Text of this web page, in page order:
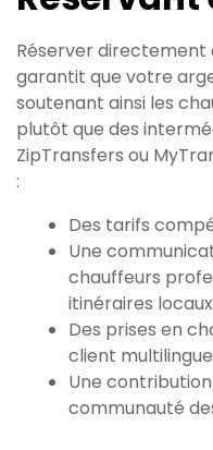
Réserver directement
garantit que votre
soutenant ainsi les
plutôt que des
ZipTransfers ou
:
Des tarifs
Une
chauffeurs
itinéraires
Des prises en
client
Une
communauté